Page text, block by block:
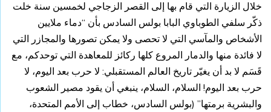
خلال الزيارة التي قام بها إلى القصر الزجاجي لخمسين سنة خلت
ذكّر سلفي الطوباوي البابا بولس السادس بأن “دماء ملايين
الأشخاص والمآسي التي لا تحصى ولا يمكن تصورها والمجازر التي
لا فائدة منها والدمار المروع كلها ركائز للمعاهدة التي توحدكم، مع
قَسَم لا بد أن يغيّر تاريخ العالم المستقبلي: لا حرب بعد اليوم، لا
حرب بعد اليوم! السلام، السلام، ينبغي أن يقود مصير الشعوب
والبشرية برمتها” (بولس السادس، خطاب إلى الأمم المتحدة،